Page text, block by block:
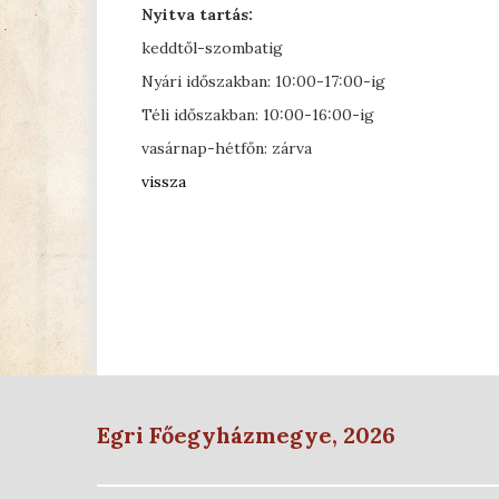
Nyitva tartás:
keddtől-szombatig
Nyári időszakban: 10:00-17:00-ig
Téli időszakban: 10:00-16:00-ig
vasárnap-hétfőn: zárva
vissza
Egri Főegyházmegye, 2026